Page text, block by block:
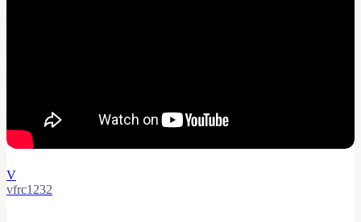
V
vfrc1232